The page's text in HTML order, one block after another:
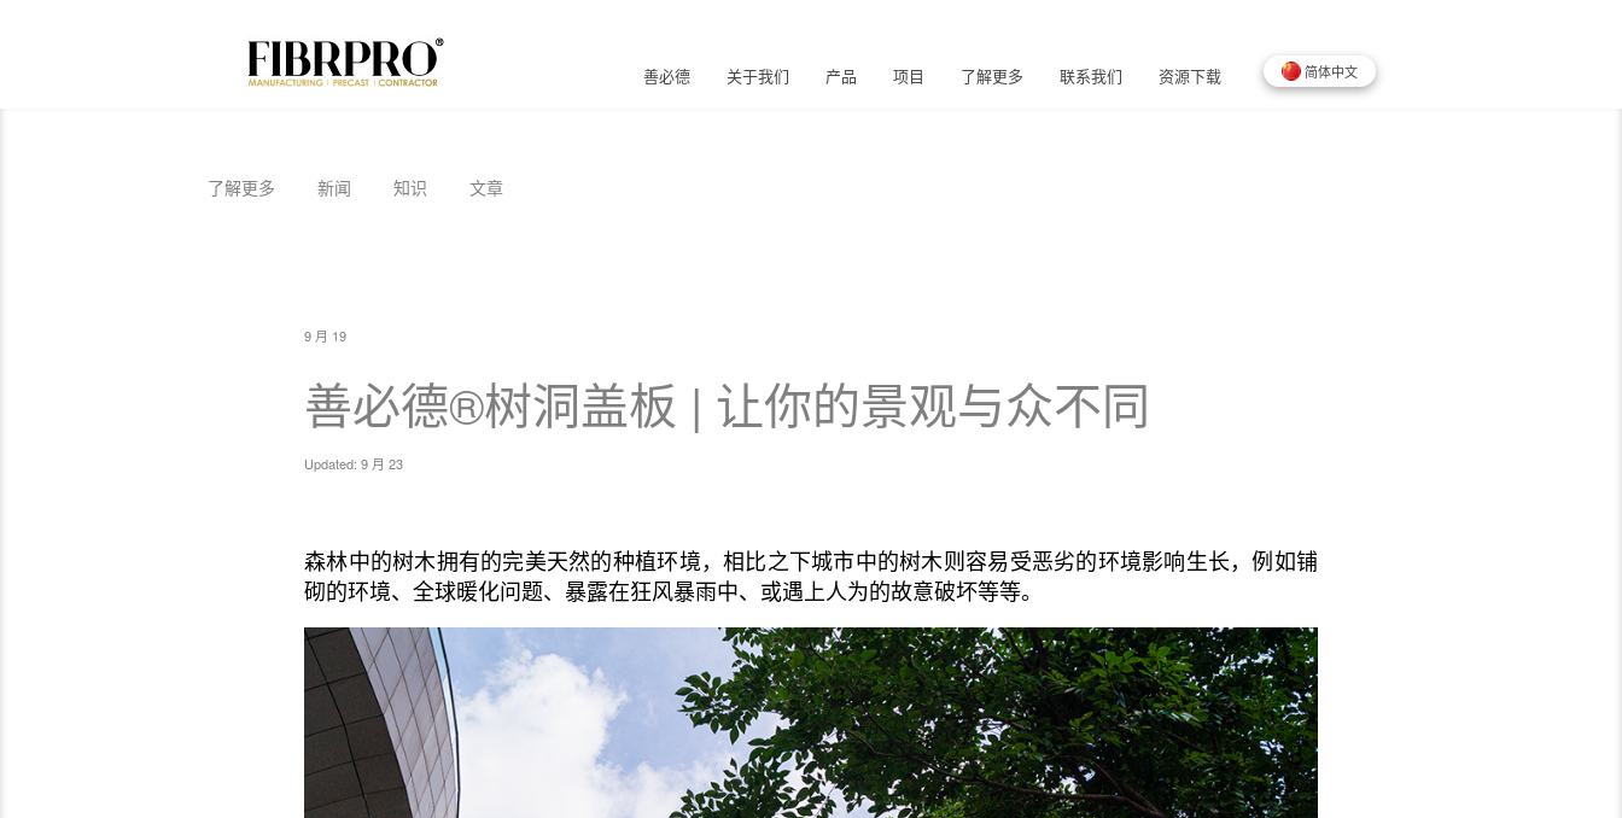
善必德 关于我们 产品 项目 了解更多 联系我们 资源下载 简体中文
了解更多 新闻 知识 文章
9 月 19
善必德®树洞盖板 | 让你的景观与众不同
Updated: 9 月 23
森林中的树木拥有的完美天然的种植环境，相比之下城市中的树木则容易受恶劣的环境影响生长，例如铺
砌的环境、全球暖化问题、暴露在狂风暴雨中、或遇上人为的故意破坏等等。